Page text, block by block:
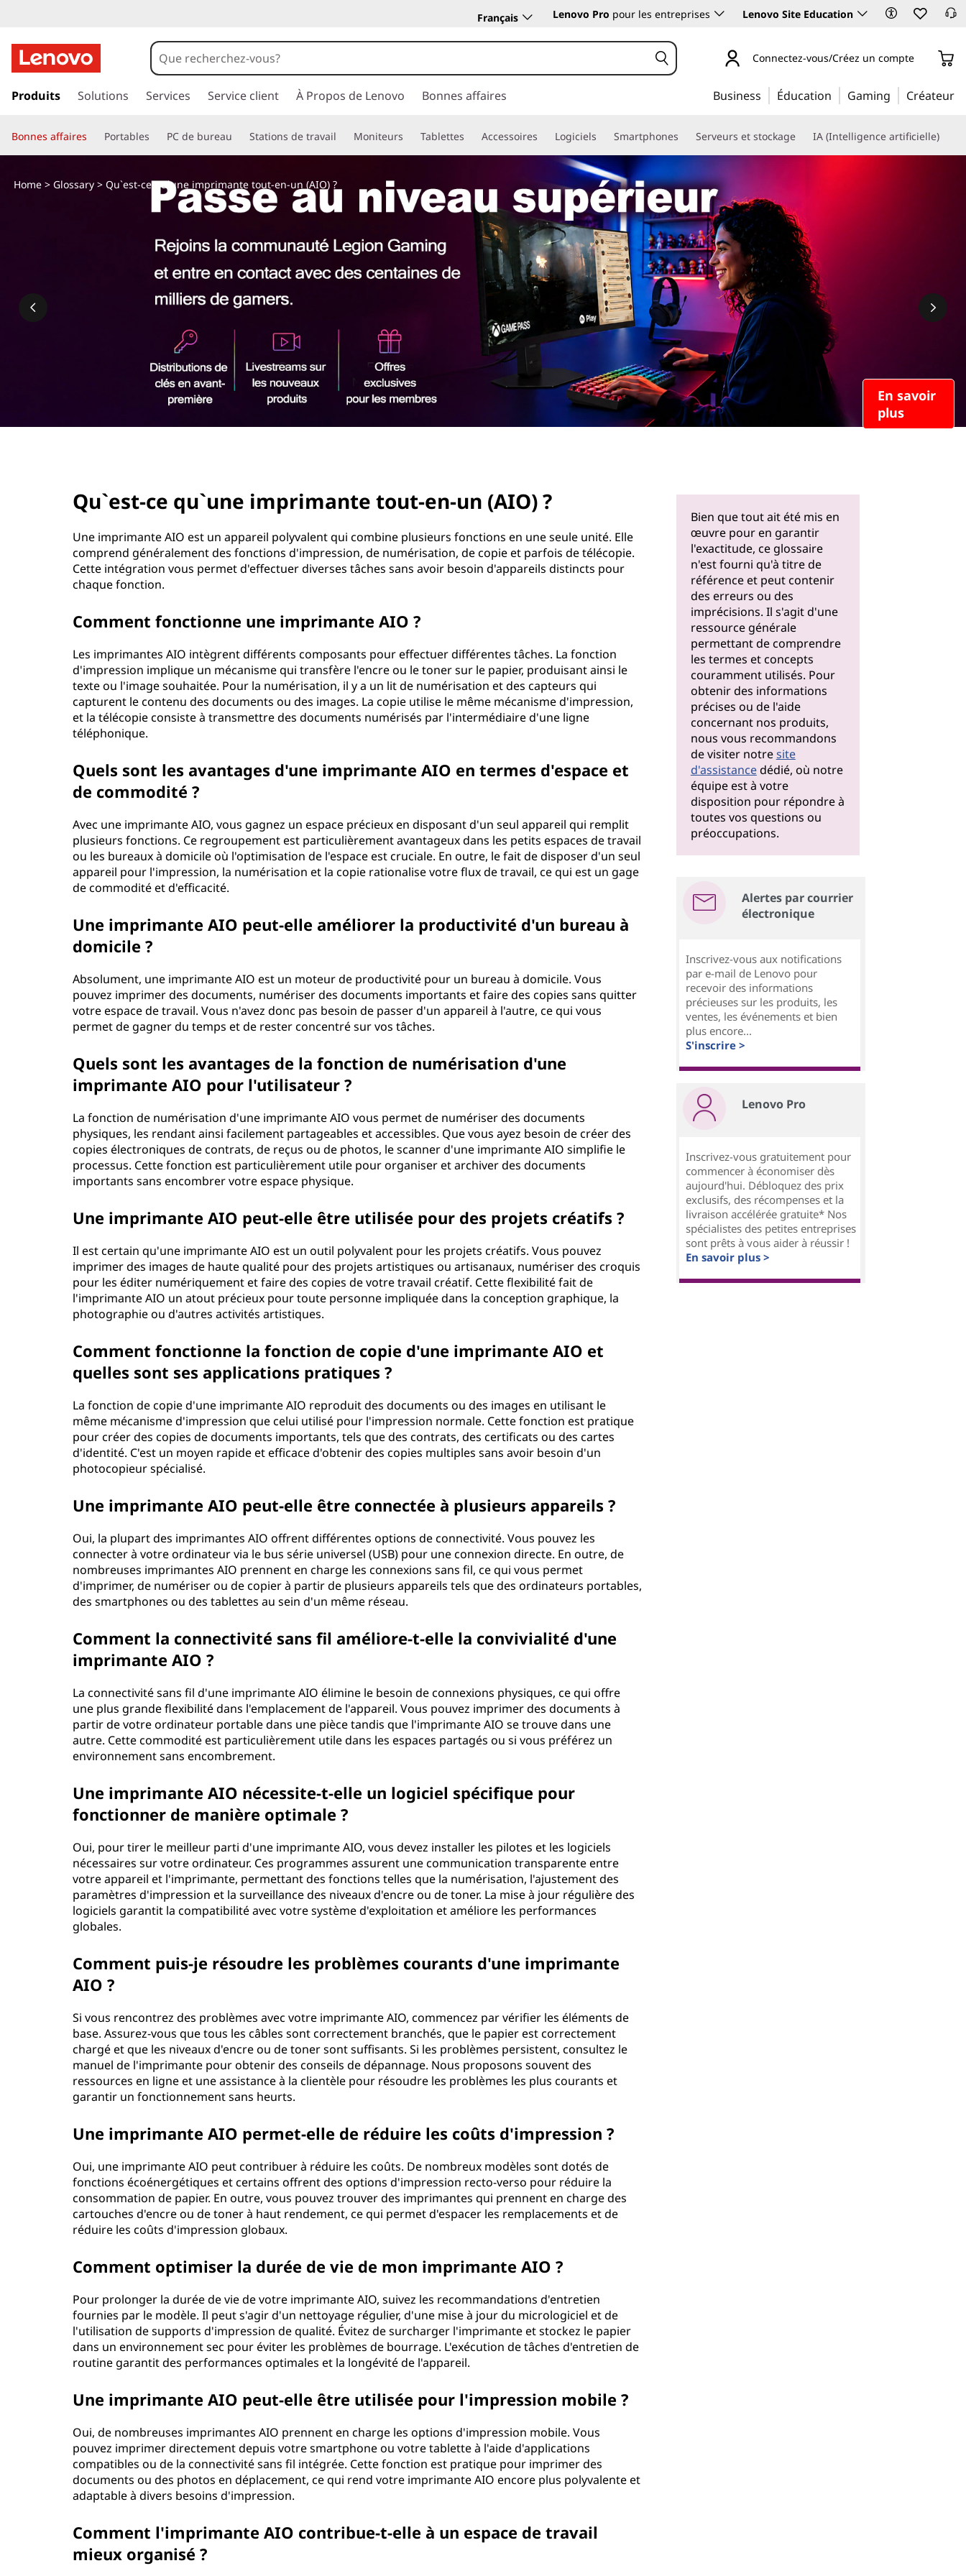
u
e
Français Lenovo Pro pour les entreprises Lenovo Site Education
a
e
r
u
a
Connectez-vous/Créez un compte
Produits Solutions Services Service client À Propos de Lenovo Bonnes affaires Business Éducation Gaming Créateur
Bonnes affaires Portables PC de bureau Stations de travail Moniteurs Tablettes Accessoires Logiciels Smartphones Serveurs et stockage IA (Intelligence artificielle)
En savoir
plus
Home> Glossary> Qu`est-ce qu`une imprimante tout-en-un (AIO) ?
Qu`est-ce qu`une imprimante tout-en-un (AIO) ?
Une imprimante AIO est un appareil polyvalent qui combine plusieurs fonctions en une seule unité. Elle
comprend généralement des fonctions d'impression, de numérisation, de copie et parfois de télécopie.
Cette intégration vous permet d'effectuer diverses tâches sans avoir besoin d'appareils distincts pour
chaque fonction.
Comment fonctionne une imprimante AIO ?
Les imprimantes AIO intègrent différents composants pour effectuer différentes tâches. La fonction
d'impression implique un mécanisme qui transfère l'encre ou le toner sur le papier, produisant ainsi le
texte ou l'image souhaitée. Pour la numérisation, il y a un lit de numérisation et des capteurs qui
capturent le contenu des documents ou des images. La copie utilise le même mécanisme d'impression,
et la télécopie consiste à transmettre des documents numérisés par l'intermédiaire d'une ligne
téléphonique.
Quels sont les avantages d'une imprimante AIO en termes d'espace et
de commodité ?
Avec une imprimante AIO, vous gagnez un espace précieux en disposant d'un seul appareil qui remplit
plusieurs fonctions. Ce regroupement est particulièrement avantageux dans les petits espaces de travail
ou les bureaux à domicile où l'optimisation de l'espace est cruciale. En outre, le fait de disposer d'un seul
appareil pour l'impression, la numérisation et la copie rationalise votre flux de travail, ce qui est un gage
de commodité et d'efficacité.
Une imprimante AIO peut-elle améliorer la productivité d'un bureau à
domicile ?
Absolument, une imprimante AIO est un moteur de productivité pour un bureau à domicile. Vous
pouvez imprimer des documents, numériser des documents importants et faire des copies sans quitter
votre espace de travail. Vous n'avez donc pas besoin de passer d'un appareil à l'autre, ce qui vous
permet de gagner du temps et de rester concentré sur vos tâches.
Quels sont les avantages de la fonction de numérisation d'une
imprimante AIO pour l'utilisateur ?
La fonction de numérisation d'une imprimante AIO vous permet de numériser des documents
physiques, les rendant ainsi facilement partageables et accessibles. Que vous ayez besoin de créer des
copies électroniques de contrats, de reçus ou de photos, le scanner d'une imprimante AIO simplifie le
processus. Cette fonction est particulièrement utile pour organiser et archiver des documents
importants sans encombrer votre espace physique.
Une imprimante AIO peut-elle être utilisée pour des projets créatifs ?
Il est certain qu'une imprimante AIO est un outil polyvalent pour les projets créatifs. Vous pouvez
imprimer des images de haute qualité pour des projets artistiques ou artisanaux, numériser des croquis
pour les éditer numériquement et faire des copies de votre travail créatif. Cette flexibilité fait de
l'imprimante AIO un atout précieux pour toute personne impliquée dans la conception graphique, la
photographie ou d'autres activités artistiques.
Comment fonctionne la fonction de copie d'une imprimante AIO et
quelles sont ses applications pratiques ?
La fonction de copie d'une imprimante AIO reproduit des documents ou des images en utilisant le
même mécanisme d'impression que celui utilisé pour l'impression normale. Cette fonction est pratique
pour créer des copies de documents importants, tels que des contrats, des certificats ou des cartes
d'identité. C'est un moyen rapide et efficace d'obtenir des copies multiples sans avoir besoin d'un
photocopieur spécialisé.
Une imprimante AIO peut-elle être connectée à plusieurs appareils ?
Oui, la plupart des imprimantes AIO offrent différentes options de connectivité. Vous pouvez les
connecter à votre ordinateur via le bus série universel (USB) pour une connexion directe. En outre, de
nombreuses imprimantes AIO prennent en charge les connexions sans fil, ce qui vous permet
d'imprimer, de numériser ou de copier à partir de plusieurs appareils tels que des ordinateurs portables,
des smartphones ou des tablettes au sein d'un même réseau.
Comment la connectivité sans fil améliore-t-elle la convivialité d'une
imprimante AIO ?
La connectivité sans fil d'une imprimante AIO élimine le besoin de connexions physiques, ce qui offre
une plus grande flexibilité dans l'emplacement de l'appareil. Vous pouvez imprimer des documents à
partir de votre ordinateur portable dans une pièce tandis que l'imprimante AIO se trouve dans une
autre. Cette commodité est particulièrement utile dans les espaces partagés ou si vous préférez un
environnement sans encombrement.
Une imprimante AIO nécessite-t-elle un logiciel spécifique pour
fonctionner de manière optimale ?
Oui, pour tirer le meilleur parti d'une imprimante AIO, vous devez installer les pilotes et les logiciels
nécessaires sur votre ordinateur. Ces programmes assurent une communication transparente entre
votre appareil et l'imprimante, permettant des fonctions telles que la numérisation, l'ajustement des
paramètres d'impression et la surveillance des niveaux d'encre ou de toner. La mise à jour régulière des
logiciels garantit la compatibilité avec votre système d'exploitation et améliore les performances
globales.
Comment puis-je résoudre les problèmes courants d'une imprimante
AIO ?
Si vous rencontrez des problèmes avec votre imprimante AIO, commencez par vérifier les éléments de
base. Assurez-vous que tous les câbles sont correctement branchés, que le papier est correctement
chargé et que les niveaux d'encre ou de toner sont suffisants. Si les problèmes persistent, consultez le
manuel de l'imprimante pour obtenir des conseils de dépannage. Nous proposons souvent des
ressources en ligne et une assistance à la clientèle pour résoudre les problèmes les plus courants et
garantir un fonctionnement sans heurts.
Une imprimante AIO permet-elle de réduire les coûts d'impression ?
Oui, une imprimante AIO peut contribuer à réduire les coûts. De nombreux modèles sont dotés de
fonctions écoénergétiques et certains offrent des options d'impression recto-verso pour réduire la
consommation de papier. En outre, vous pouvez trouver des imprimantes qui prennent en charge des
cartouches d'encre ou de toner à haut rendement, ce qui permet d'espacer les remplacements et de
réduire les coûts d'impression globaux.
Comment optimiser la durée de vie de mon imprimante AIO ?
Pour prolonger la durée de vie de votre imprimante AIO, suivez les recommandations d'entretien
fournies par le modèle. Il peut s'agir d'un nettoyage régulier, d'une mise à jour du micrologiciel et de
l'utilisation de supports d'impression de qualité. Évitez de surcharger l'imprimante et stockez le papier
dans un environnement sec pour éviter les problèmes de bourrage. L'exécution de tâches d'entretien de
routine garantit des performances optimales et la longévité de l'appareil.
Une imprimante AIO peut-elle être utilisée pour l'impression mobile ?
Oui, de nombreuses imprimantes AIO prennent en charge les options d'impression mobile. Vous
pouvez imprimer directement depuis votre smartphone ou votre tablette à l'aide d'applications
compatibles ou de la connectivité sans fil intégrée. Cette fonction est pratique pour imprimer des
documents ou des photos en déplacement, ce qui rend votre imprimante AIO encore plus polyvalente et
adaptable à divers besoins d'impression.
Comment l'imprimante AIO contribue-t-elle à un espace de travail
mieux organisé ?
Bien que tout ait été mis en
œuvre pour en garantir
l'exactitude, ce glossaire
n'est fourni qu'à titre de
référence et peut contenir
des erreurs ou des
imprécisions. Il s'agit d'une
ressource générale
permettant de comprendre
les termes et concepts
couramment utilisés. Pour
obtenir des informations
précises ou de l'aide
concernant nos produits,
nous vous recommandons
de visiter notresite
d'assistancedédié, où notre
équipe est à votre
disposition pour répondre à
toutes vos questions ou
préoccupations.
Alertes par courrier
électronique
Inscrivez-vous aux notifications
par e-mail de Lenovo pour
recevoir des informations
précieuses sur les produits, les
ventes, les événements et bien
plus encore...
S'inscrire >
Lenovo Pro
Inscrivez-vous gratuitement pour
commencer à économiser dès
aujourd'hui. Débloquez des prix
exclusifs, des récompenses et la
livraison accélérée gratuite* Nos
spécialistes des petites entreprises
sont prêts à vous aider à réussir !
En savoir plus >